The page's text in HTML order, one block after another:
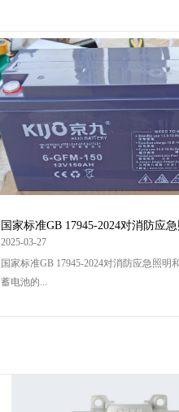
国家标准GB 17945-2024对消防应
示产品用蓄电池的相关要求
2025-03-27
国家标准GB 17945-2024对消防应急照明
蓄电池的...